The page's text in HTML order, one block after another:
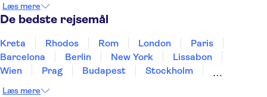
Thailand
Tyrkiet
Læs mere
De bedste rejsemål
Kreta Rhodos Rom London
Paris
Barcelona
Berlin New York
Lissabon
Wien
Prag Budapest
Stockholm
Læs mere